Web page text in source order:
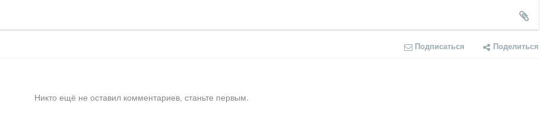
Подписаться Поделиться
Никто ещё не оставил комментариев, станьте первым.